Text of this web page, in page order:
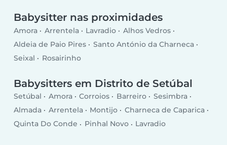
Babysitter nas proximidades
Amora Arrentela Lavradio
Alhos Vedros
Aldeia de Paio Pires
Santo António da Charneca
Seixal
Rosairinho
Babysitters em Distrito de Setúbal
Setúbal Amora Corroios Barreiro
Sesimbra
Almada
Arrentela Montijo
Charneca de Caparica
Quinta Do Conde
Pinhal Novo Lavradio